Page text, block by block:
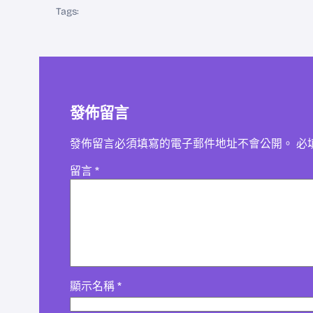
Tags:
發佈留言
發佈留言必須填寫的電子郵件地址不會公開。 必
留言 *
顯示名稱 *